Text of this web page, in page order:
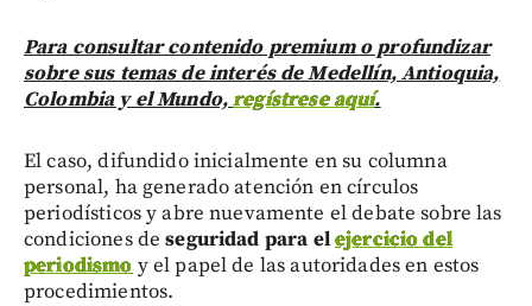
Para consultar contenido premium o profundizar
sobre sus temas de interés de Medellín, Antioquia,
Colombia y el Mundo,regístrese aquí.
El caso, difundido inicialmente en su columna
personal, ha generado atención en círculos
periodísticos y abre nuevamente el debate sobre las
condiciones deseguridad para elejercicio del
periodismo y el papel de las autoridades en estos
procedimientos.